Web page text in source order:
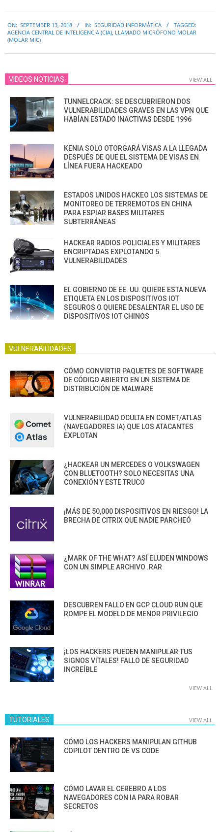
09-
13
ON: SEPTEMBER 13, 2018 IN: SEGURIDAD INFORMÁTICA
TAGGED:
AGENCIA CENTRAL DE INTELIGENCIA (CIA) LLAMADO MICRÓFONO MOLAR
(MOLAR MIC)
VIDEOS NOTICIAS VIEW ALL
TUNNELCRACK: SE DESCUBRIERON DOS
VULNERABILIDADES GRAVES EN LAS VPN QUE
HABÍAN ESTADO INACTIVAS DESDE 1996
KENIA SOLO OTORGARÁ VISAS A LA LLEGADA
DESPUÉS DE QUE EL SISTEMA DE VISAS EN
LÍNEA FUERA HACKEADO
ESTADOS UNIDOS HACKEO LOS SISTEMAS DE
MONITOREO DE TERREMOTOS EN CHINA
PARA ESPIAR BASES MILITARES
SUBTERRÁNEAS
HACKEAR RADIOS POLICIALES Y MILITARES
ENCRIPTADAS EXPLOTANDO 5
VULNERABILIDADES
EL GOBIERNO DE EE. UU. QUIERE ESTA NUEVA
ETIQUETA EN LOS DISPOSITIVOS IOT
SEGUROS O QUIERE DESALENTAR EL USO DE
DISPOSITIVOS IOT CHINOS
VULNERABILIDADES
CÓMO CONVIRTIR PAQUETES DE SOFTWARE
DE CÓDIGO ABIERTO EN UN SISTEMA DE
DISTRIBUCIÓN DE MALWARE
VULNERABILIDAD OCULTA EN COMET/ATLAS
(NAVEGADORES IA) QUE LOS ATACANTES
EXPLOTAN
¿HACKEAR UN MERCEDES O VOLKSWAGEN
CON BLUETOOTH? SOLO NECESITAS UNA
CONEXIÓN Y ESTE TRUCO
¡MÁS DE 50,000 DISPOSITIVOS EN RIESGO! LA
BRECHA DE CITRIX QUE NADIE PARCHEÓ
¿MARK OF THE WHAT? ASÍ ELUDEN WINDOWS
CON UN SIMPLE ARCHIVO .RAR
DESCUBREN FALLO EN GCP CLOUD RUN QUE
ROMPE EL MODELO DE MENOR PRIVILEGIO
¡LOS HACKERS PUEDEN MANIPULAR TUS
SIGNOS VITALES! FALLO DE SEGURIDAD
INCREÍBLE
VIEW ALL
TUTORIALES VIEW ALL
CÓMO LOS HACKERS MANIPULAN GITHUB
COPILOT DENTRO DE VS CODE
CÓMO LAVAR EL CEREBRO A LOS
NAVEGADORES CON IA PARA ROBAR
SECRETOS